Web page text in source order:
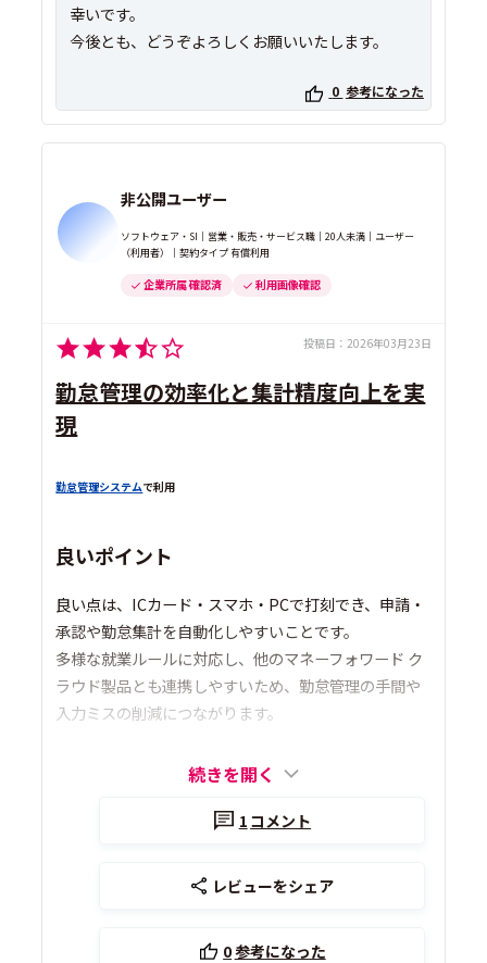
幸いです。
今後とも、どうぞよろしくお願いいたします。
0 参考になった
非公開ユーザー
ソフトウェア・SI｜営業・販売・サービス職｜20人未満｜ユーザー
（利用者）｜契約タイプ 有償利用
企業所属 確認済 利用画像確認
投稿日： 2026年03月23日
勤怠管理の効率化と集計精度向上を実
現
勤怠管理システムで利用
良いポイント
良い点は、ICカード・スマホ・PCで打刻でき、申請・
承認や勤怠集計を自動化しやすいことです。
多様な就業ルールに対応し、他のマネーフォワード ク
ラウド製品とも連携しやすいため、勤怠管理の手間や
入力ミスの削減につながります。
続きを開く
1 コメント
レビューをシェア
0参考になった